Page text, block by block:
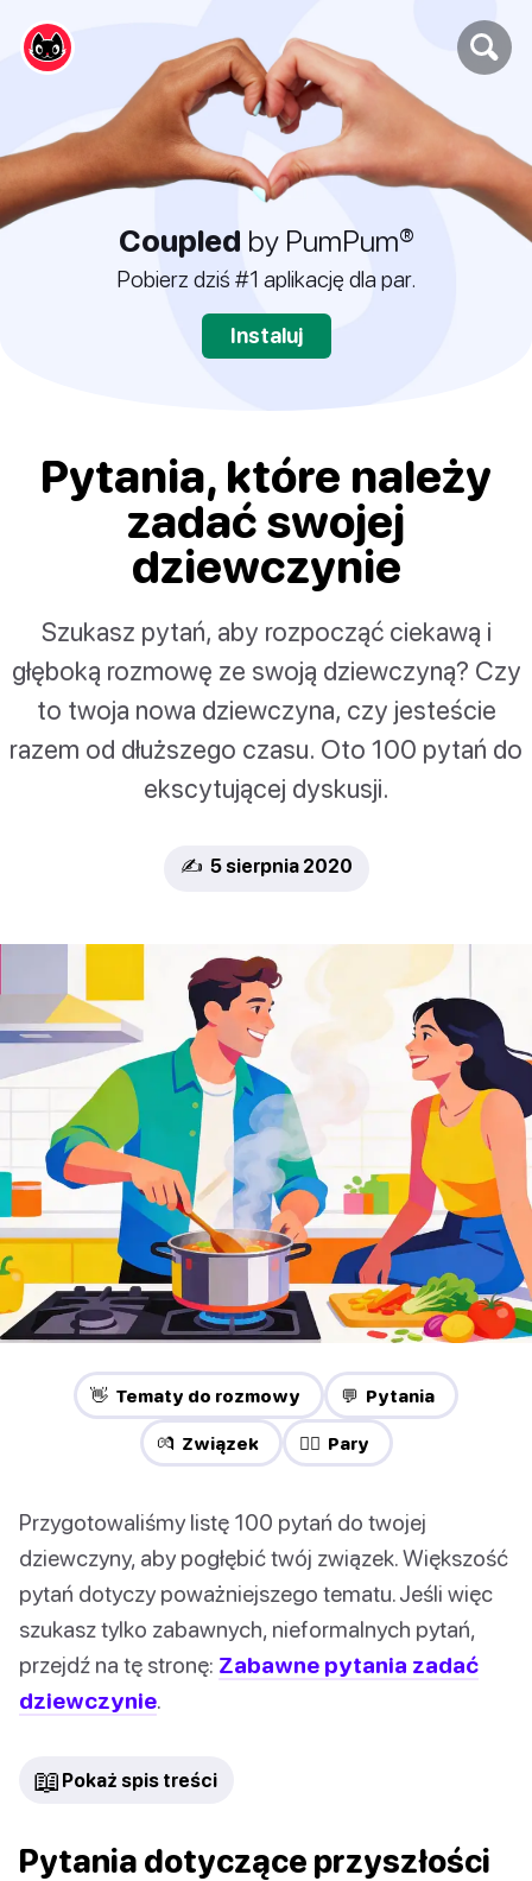
Coupled by PumPum®
Pobierz dziś #1 aplikację dla par.
Instaluj
Pytania, które należy
zadać swojej
dziewczynie
Szukasz pytań, aby rozpocząć ciekawą i
głęboką rozmowę ze swoją dziewczyną? Czy
to twoja nowa dziewczyna, czy jesteście
razem od dłuższego czasu. Oto 100 pytań do
ekscytującej dyskusji.
✍️ 5 sierpnia 2020
👋 Tematy do rozmowy 💬 Pytania
💏 Związek ❤️‍🔥 Pary
Przygotowaliśmy listę 100 pytań do twojej
dziewczyny, aby pogłębić twój związek. Większość
pytań dotyczy poważniejszego tematu. Jeśli więc
szukasz tylko zabawnych, nieformalnych pytań,
przejdź na tę stronę: Zabawne pytania zadać
dziewczynie.
📖 Pokaż spis treści
Pytania dotyczące przyszłości